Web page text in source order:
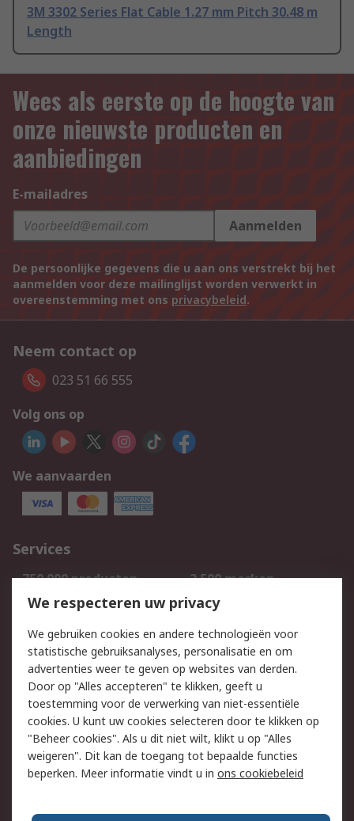
3M 3302 Series Flat Cable 1.27 mm Pitch 30.48 m
Length
Wees als eerste op de hoogte van
onze nieuwste producten en
aanbiedingen
E-mailadres
Aanmelden
De persoonlijke gegevens die u aan ons verstrekt bij het
aanmelden voor deze mailinglijst worden verwerkt in
overeenstemming met ons privacybeleid.
Neem contact op
023 51 66 555
Volg ons op
We aanvaarden
Services
750.000 producten
2.500 merken
Bestellen
Inkoopoplossingen
Track & Trace
Wettelijk
Cookiebeleid
Email veiligheid
Privacybeleid
Websitevoorwaarden
Algemene
verkoopvoorwaarden
We respecteren uw privacy
We gebruiken cookies en andere technologieën voor
statistische gebruiksanalyses, personalisatie en om
advertenties weer te geven op websites van derden.
Door op "Alles accepteren" te klikken, geeft u
toestemming voor de verwerking van niet-essentiële
cookies. U kunt uw cookies selecteren door te klikken op
"Beheer cookies". Als u dit niet wilt, klikt u op "Alles
weigeren". Dit kan de toegang tot bepaalde functies
beperken. Meer informatie vindt u in ons cookiebeleid